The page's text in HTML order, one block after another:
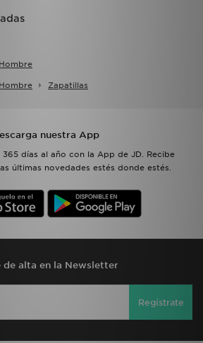
Zapatillas
nuestra App
días al año con la App de JD. Recibe
últimas novedades estés donde estés.
de alta en la Newsletter
Regístrate